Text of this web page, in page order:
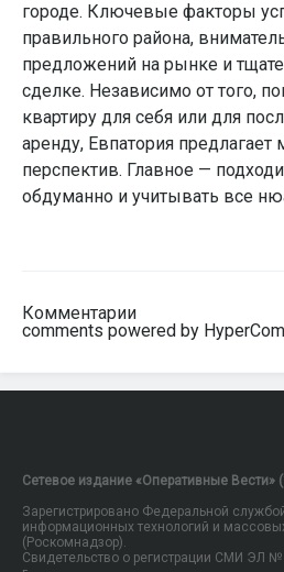
городе. Ключевые факторы
правильного района,
предложений на рынке и
сделке. Независимо от того,
квартиру для себя или для
аренду, Евпатория
перспектив. Главное —
обдуманно и учитывать все
Комментарии
comments powered by
Сетевое издание «Оперативные Вести»
Зарегистрировано Федеральной
информационных технологий и
(Роскомнадзор).
Свидетельство о регистрации СМИ ЭЛ